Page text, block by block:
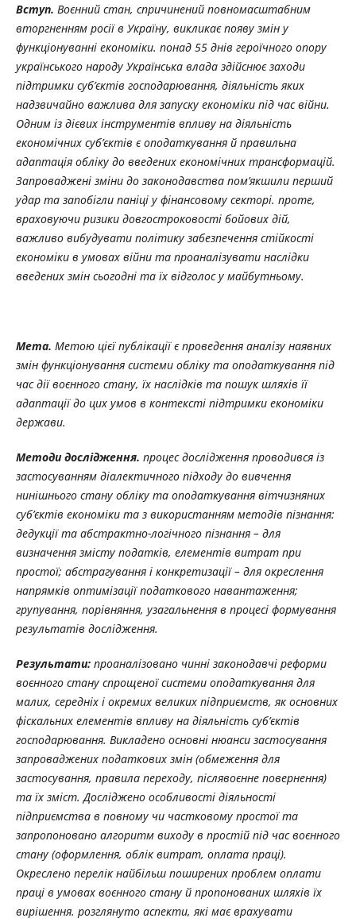
Вступ. Воєнний стан, спричинений повномасштабним
вторгненням росії в Україну, викликає появу змін у
функціонуванні економіки. понад 55 днів героїчного опору
українського народу Українська влада здійснює заходи
підтримки суб’єктів господарювання, діяльність яких
надзвичайно важлива для запуску економіки під час війни.
Одним із дієвих інструментів впливу на діяльність
економічних суб’єктів є оподаткування й правильна
адаптація обліку до введених економічних трансформацій.
Запроваджені зміни до законодавства пом’якшили перший
удар та запобігли паніці у фінансовому секторі. проте,
враховуючи ризики довгостроковості бойових дій,
важливо вибудувати політику забезпечення стійкості
економіки в умовах війни та проаналізувати наслідки
введених змін сьогодні та їх відголос у майбутньому.
Мета. Метою цієї публікації є проведення аналізу наявних
змін функціонування системи обліку та оподаткування під
час дії воєнного стану, їх наслідків та пошук шляхів її
адаптації до цих умов в контексті підтримки економіки
держави.
Методи дослідження. процес дослідження проводився із
застосуванням діалектичного підходу до вивчення
нинішнього стану обліку та оподаткування вітчизняних
суб’єктів економіки та з використанням методів пізнання:
дедукції та абстрактно-логічного пізнання – для
визначення змісту податків, елементів витрат при
простої; абстрагування і конкретизації – для окреслення
напрямків оптимізації податкового навантаження;
групування, порівняння, узагальнення в процесі формування
результатів дослідження.
Результати: проаналізовано чинні законодавчі реформи
воєнного стану спрощеної системи оподаткування для
малих, середніх і окремих великих підприємств, як основних
фіскальних елементів впливу на діяльність суб’єктів
господарювання. Викладено основні нюанси застосування
запроваджених податкових змін (обмеження для
застосування, правила переходу, післявоєнне повернення)
та їх зміст. Досліджено особливості діяльності
підприємства в повному чи частковому простої та
запропоновано алгоритм виходу в простій під час воєнного
стану (оформлення, облік витрат, оплата праці).
Окреслено перелік найбільш поширених проблем оплати
праці в умовах воєнного стану й пропонованих шляхів їх
вирішення. розглянуто аспекти, які має врахувати